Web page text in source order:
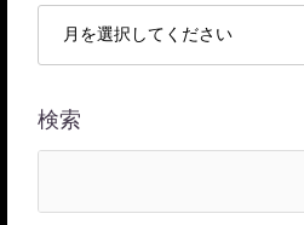
検索